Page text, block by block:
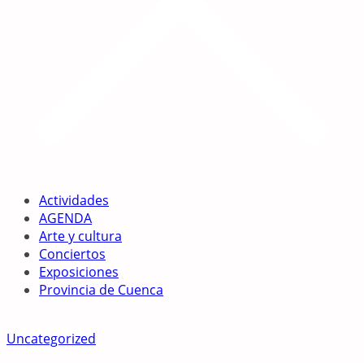
Actividades
AGENDA
Arte y cultura
Conciertos
Exposiciones
Provincia de Cuenca
Uncategorized